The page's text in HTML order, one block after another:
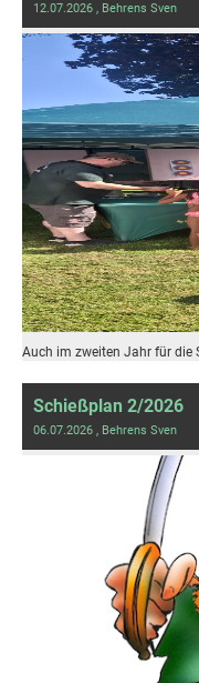
12.07.2026 , Behrens Sven
Auch im zweiten Jahr für die
Schießplan 2/2026
06.07.2026 , Behrens Sven